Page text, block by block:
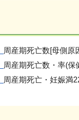
周産期死亡数[母側原
周産期死亡数・率(保
周産期死亡・妊娠満